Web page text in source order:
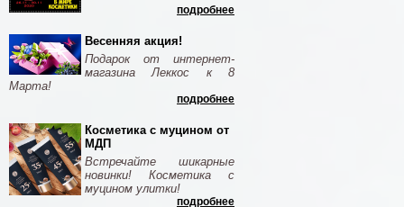
подробнее
Весенняя акция!
Подарок от интернет-
магазина Леккос к 8
Марта!
подробнее
Косметика с муцином от
МДП
Встречайте шикарные
новинки! Косметика с
муцином улитки!
подробнее